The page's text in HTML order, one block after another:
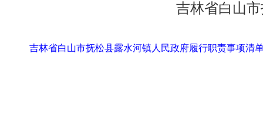
吉林省白山
吉林省白山市抚松县露水河镇人民政府履行职责事项清